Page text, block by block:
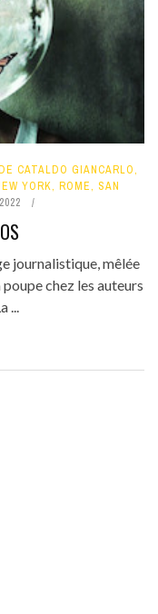
CATALDO GIANCARLO,
YORK, ROME, SAN
journalistique, mêlée
chez les auteurs
...